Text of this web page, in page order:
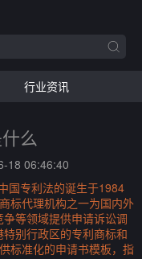
行业资讯
么
18 06:46:40
国专利法的诞生于1984
标代理机构之一为国内外
等领域提供申请诉讼调
别行政区的专利商标和
标准化的申请书模板，指